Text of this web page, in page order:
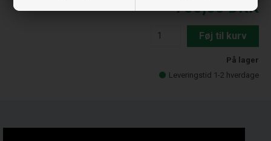
750,00DKK
Føj til kurv
På lager
Leveringstid 1-2 hverdage